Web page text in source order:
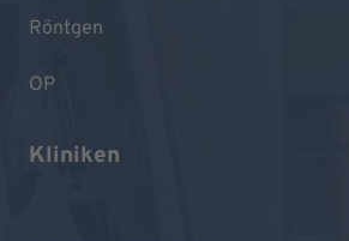
Röntgen
OP
Kliniken